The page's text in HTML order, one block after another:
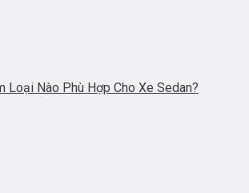
Loại Nào Phù Hợp Cho Xe Sedan?